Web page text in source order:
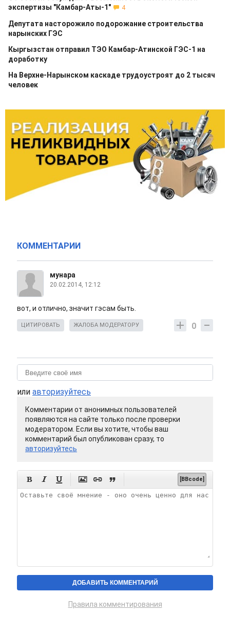
экспертизы "Камбар-Аты-1"
4
Депутата насторожило подорожание строительства
нарынских ГЭС
Кыргызстан отправил ТЭО Камбар-Атинской ГЭС-1 на
доработку
На Верхне-Нарынском каскаде трудоустроят до 2 тысяч
человек
КОММЕНТАРИИ
мунара
20.02.2014, 12:12
вот, и отлично, значит гэсам быть.
0
ЦИТИРОВАТЬ ЖАЛОБА МОДЕРАТОРУ
или авторизуйтесь
Комментарии от анонимных пользователей
появляются на сайте только после проверки
модератором. Если вы хотите, чтобы ваш
комментарий был опубликован сразу, то
авторизуйтесь
      [BBcode]
Правила комментирования